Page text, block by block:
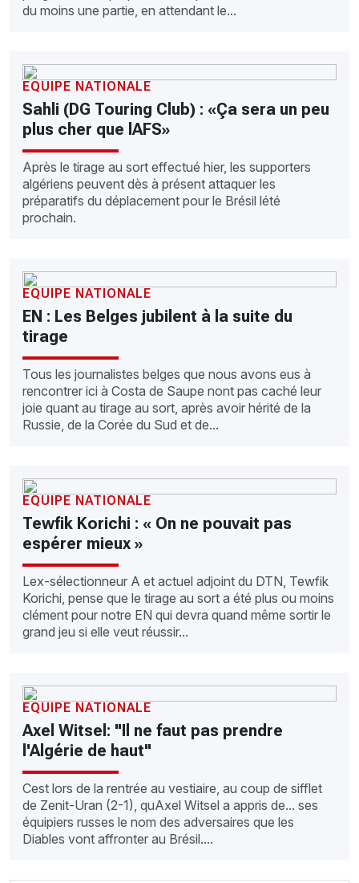
du moins une partie, en attendant le...
EQUIPE NATIONALE
Sahli (DG Touring Club) : «Ça sera un peu
plus cher que lAFS»
Après le tirage au sort effectué hier, les supporters
algériens peuvent dès à présent attaquer les
préparatifs du déplacement pour le Brésil lété
prochain.
EQUIPE NATIONALE
EN : Les Belges jubilent à la suite du
tirage
Tous les journalistes belges que nous avons eus à
rencontrer ici à Costa de Saupe nont pas caché leur
joie quant au tirage au sort, après avoir hérité de la
Russie, de la Corée du Sud et de...
EQUIPE NATIONALE
Tewfik Korichi : « On ne pouvait pas
espérer mieux »
Lex-sélectionneur A et actuel adjoint du DTN, Tewfik
Korichi, pense que le tirage au sort a été plus ou moins
clément pour notre EN qui devra quand même sortir le
grand jeu si elle veut réussir...
EQUIPE NATIONALE
Axel Witsel: "Il ne faut pas prendre
l'Algérie de haut"
Cest lors de la rentrée au vestiaire, au coup de sifflet
de Zenit-Uran (2-1), quAxel Witsel a appris de... ses
équipiers russes le nom des adversaires que les
Diables vont affronter au Brésil....